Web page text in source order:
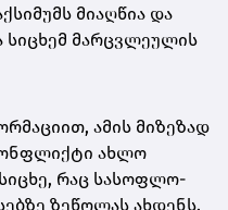
მიაღწია და
მარცვლეულის
ამის მიზეზად
ახლო
რაც სასოფლო-
ზეწოლას ახდენს.